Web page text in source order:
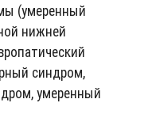
(умеренный
нижней
синдром,
умеренный